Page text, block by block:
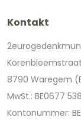
Kontakt
Korenbloemstraat
8790 Waregem
MwSt.: BE0677
Kontonummer: